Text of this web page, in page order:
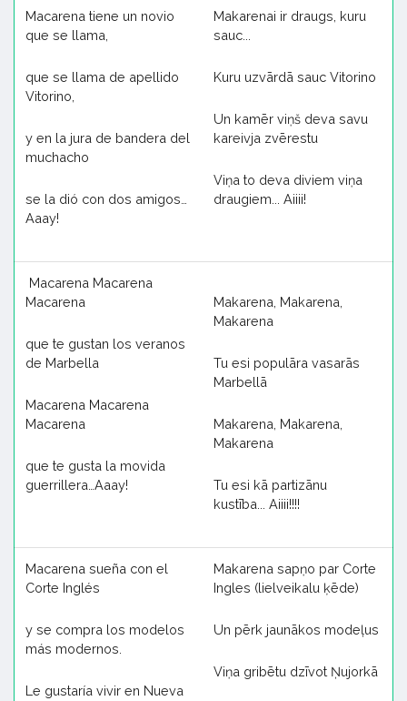
Macarena tiene un novio
que se llama,
que se llama de apellido
Vitorino,
y en la jura de bandera del
muchacho
se la dió con dos amigos…
Aaay!
Makarenai ir draugs, kuru
sauc...
Kuru uzvārdā sauc Vitorino
Un kamēr viņš deva savu
kareivja zvērestu
Viņa to deva diviem viņa
draugiem... Aiiii!
Macarena Macarena
Macarena
que te gustan los veranos
de Marbella
Macarena Macarena
Macarena
que te gusta la movida
guerrillera…Aaay!
Makarena, Makarena,
Makarena
Tu esi populāra vasarās
Marbellā
Makarena, Makarena,
Makarena
Tu esi kā partizānu
kustība... Aiiii!!!!
Macarena sueña con el
Corte Inglés
y se compra los modelos
más modernos.
Le gustaría vivir en Nueva
Makarena sapņo par Corte
Ingles (lielveikalu ķēde)
Un pērk jaunākos modeļus
Viņa gribētu dzīvot Ņujorkā